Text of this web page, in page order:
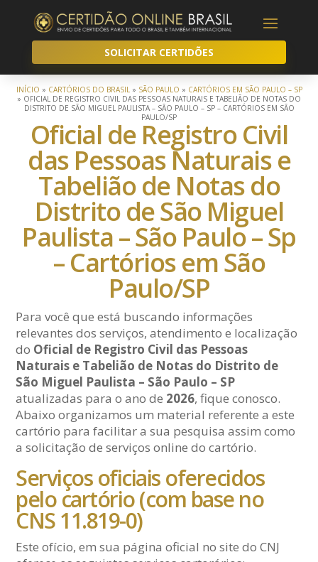
SOLICITAR CERTIDÕES
INÍCIO » CARTÓRIOS DO BRASIL» SÃO PAULO » CARTÓRIOS EM SÃO PAULO – SP
» OFICIAL DE REGISTRO CIVIL DAS PESSOAS NATURAIS E TABELIÃO DE NOTAS DO
DISTRITO DE SÃO MIGUEL PAULISTA – SÃO PAULO – SP – CARTÓRIOS EM SÃO
PAULO/SP
Oficial de Registro Civil
das Pessoas Naturais e
Tabelião de Notas do
Distrito de São Miguel
Paulista – São Paulo – Sp
– Cartórios em São
Paulo/SP
Para você que está buscando informações
relevantes dos serviços, atendimento e localização
do Oficial de Registro Civil das Pessoas
Naturais e Tabelião de Notas do Distrito de
São Miguel Paulista – São Paulo – SP
atualizadas para o ano de 2026, fique conosco.
Abaixo organizamos um material referente a este
cartório para facilitar a sua pesquisa assim como
a solicitação de serviços online do cartório.
Serviços oficiais oferecidos
pelo cartório (com base no
CNS 11.819-0)
Este ofício, em sua página oficial no site do CNJ